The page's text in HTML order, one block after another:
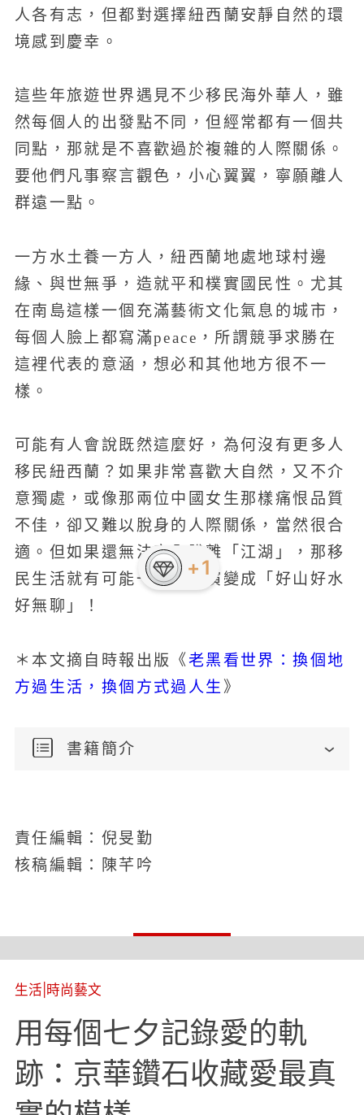
人各有志，但都對選擇紐西蘭安靜自然的環
境感到慶幸。
這些年旅遊世界遇見不少移民海外華人，雖
然每個人的出發點不同，但經常都有一個共
同點，那就是不喜歡過於複雜的人際關係。
要他們凡事察言觀色，小心翼翼，寧願離人
群遠一點。
一方水土養一方人，紐西蘭地處地球村邊
緣、與世無爭，造就平和樸實國民性。尤其
在南島這樣一個充滿藝術文化氣息的城市，
每個人臉上都寫滿peace，所謂競爭求勝在
這裡代表的意涵，想必和其他地方很不一
樣。
可能有人會說既然這麼好，為何沒有更多人
移民紐西蘭？如果非常喜歡大自然，又不介
意獨處，或像那兩位中國女生那樣痛恨品質
不佳，卻又難以脫身的人際關係，當然很合
適。但如果還無法完全脫離「江湖」，那移
民生活就有可能一不小心演變成「好山好水
好無聊」！
＊本文摘自時報出版《老黑看世界：換個地
方過生活，換個方式過人生 》
書籍簡介
責任編輯：倪旻勤
核稿編輯：陳芊吟
生活 時尚藝文
用每個七夕記錄愛的軌
跡：京華鑽石收藏愛最真